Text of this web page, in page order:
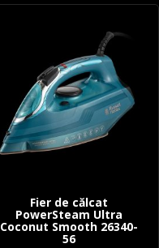
Fier de călcat
PowerSteam Ultra
Coconut Smooth 26340-
56